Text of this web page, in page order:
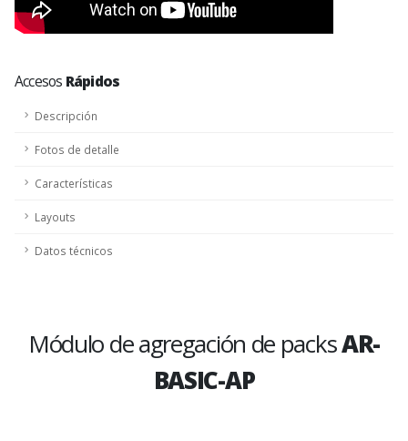
Accesos Rápidos
Descripción
Fotos de detalle
Características
Layouts
Datos técnicos
Módulo de agregación de packsAR-
BASIC-AP